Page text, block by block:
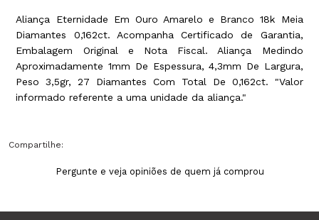
Aliança Eternidade Em Ouro Amarelo e Branco 18k Meia
Diamantes 0,162ct. Acompanha Certificado de Garantia,
Embalagem Original e Nota Fiscal. Aliança Medindo
Aproximadamente 1mm De Espessura, 4,3mm De Largura,
Peso 3,5gr, 27 Diamantes Com Total De 0,162ct. "Valor
informado referente a uma unidade da aliança."
Compartilhe:
Pergunte e veja opiniões de quem já comprou